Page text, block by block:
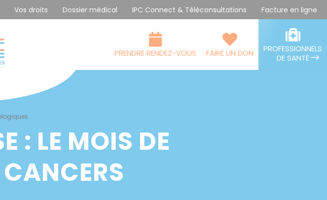
Vos droits Dossier médical IPC Connect & Téléconsultations Facture en ligne
PROFESSIONNELS
DE SANTÉ
FAIRE UN DON
PRENDRE RENDEZ-VOUS
: LE MOIS DE